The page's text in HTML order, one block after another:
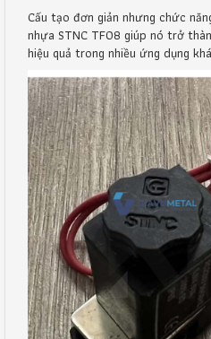
Cấu tạo đơn giản nhưng chức
nhựa STNC TF08 giúp nó trở
hiệu quả trong nhiều ứng dụng